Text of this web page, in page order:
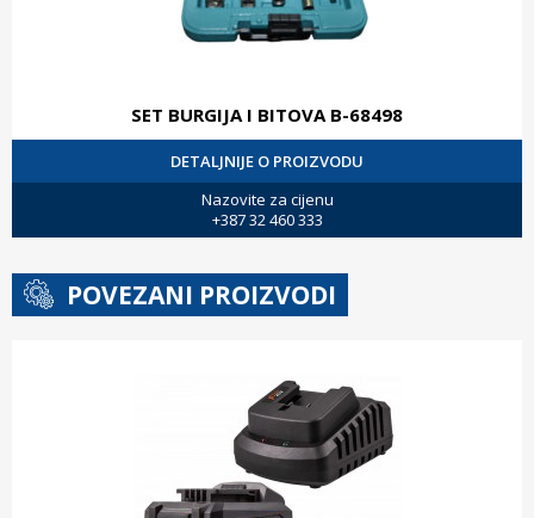
SET BURGIJA I BITOVA B-68498
DETALJNIJE O PROIZVODU
Nazovite za cijenu
+387 32 460 333
POVEZANI PROIZVODI